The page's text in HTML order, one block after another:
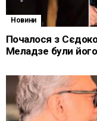
Новини
Почалося з
Меладзе були